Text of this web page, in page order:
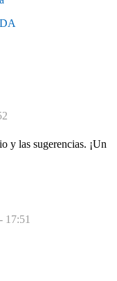
y las sugerencias. ¡Un
17:51